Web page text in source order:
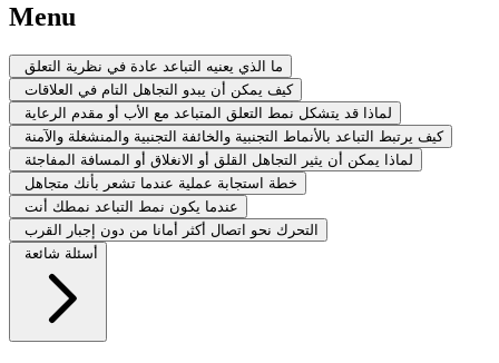
Menu
ما الذي يعنيه التباعد عادة في نظرية التعلق
كيف يمكن أن يبدو التجاهل التام في العلاقات
لماذا قد يتشكل نمط التعلق المتباعد مع الأب أو مقدم الرعاية
كيف يرتبط التباعد بالأنماط التجنبية والخائفة التجنبية والمنشغلة والآمنة
لماذا يمكن أن يثير التجاهل القلق أو الانغلاق أو المسافة المفاجئة
خطة استجابة عملية عندما تشعر بأنك متجاهل
عندما يكون نمط التباعد نمطك أنت
التحرك نحو اتصال أكثر أمانا من دون إجبار القرب
أسئلة شائعة